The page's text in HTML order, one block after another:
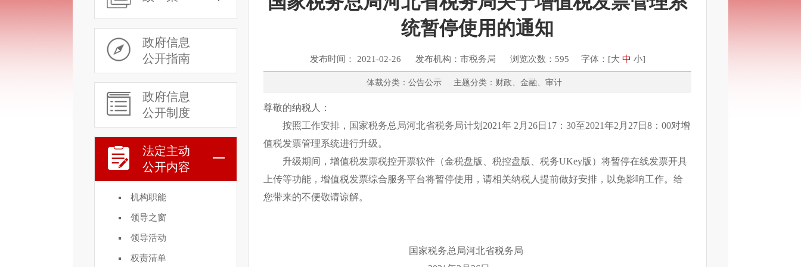
政府信息
公开指南
政府信息
公开制度
法定主动
公开内容
机构职能
领导之窗
领导活动
权责清单
统暂停使用的通知
发布时间： 2021-02-26 发布机构：市税务局 浏览次数：595 字体：[大 中 小]
体裁分类：公告公示 主题分类：财政、金融、审计
尊敬的纳税人：
按照工作安排，国家税务总局河北省税务局计划2021年 2月26日17：30至2021年2月27日8：00对增
值税发票管理系统进行升级。
升级期间，增值税发票税控开票软件（金税盘版、税控盘版、税务UKey版）将暂停在线发票开具
上传等功能，增值税发票综合服务平台将暂停使用，请相关纳税人提前做好安排，以免影响工作。给
您带来的不便敬请谅解。
国家税务总局河北省税务局